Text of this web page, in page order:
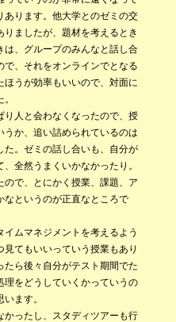
あります。他大学とのゼミの交
ましたが、題材を考えるとき
、グループのみんなと話し合
、それをオンラインでとなる
ほうが効率もいいので、対面に
人と会わなくなったので、授
か、追い詰められているのは
た。ゼミの話し合いも、自分が
全然うまくいかなかったり。
で、とにかく授業、課題、ア
なというのが正直なところで
ムマネジメントを考えるよう
てもいいっていう授業もあり
たら後々自分がテスト期間でた
理をどうしていくかっていうの
ます。
ったし、スタディツアーも行